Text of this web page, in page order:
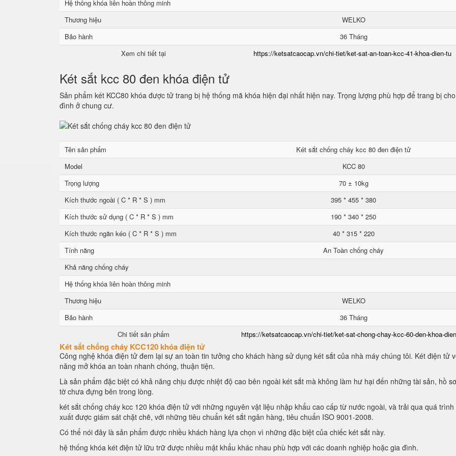
Hệ thống khóa liên hoàn thông minh
Thương hiệu
WELKO
Bảo hành
36 Tháng
Xem chi tiết tại
https://ketsatcaocap.vn/chi-tiet/ket-sat-an-toan-kcc-41-khoa-dien-tu
Két sắt kcc 80 đen khóa điện tử
Sản phẩm két KCC80 khóa được tử trang bị hệ thống mã khóa hiện đại nhất hiện nay. Trọng lượng phù hợp để trang bị
đình ở chung cư.
Tên sản phẩm
Két sắt chống cháy kcc 80 đen điện tử
Model
KCC 80
Trọng lượng
70 ± 10kg
Kích thước ngoài ( C * R * S ) mm
395 * 455 * 380
Kích thước sử dụng ( C * R * S ) mm
190 * 340 * 250
Kích thước ngăn kéo ( C * R * S ) mm
40 * 315 * 220
Tính năng
An Toàn chống cháy
Khả năng chống cháy
Hệ thống khóa liên hoàn thông minh
Thương hiệu
WELKO
Bảo hành
36 Tháng
Chi tiết sản phẩm
https://ketsatcaocap.vn/chi-tiet/ket-sat-chong-chay-kcc-60-den-khoa-
Két sắt chống cháy KCC120 khóa điện tử
Công nghệ khóa điện tử đem lại sự an toàn tin tưởng cho khách hàng sử dụng két sắt của nhà máy chúng tôi. Két điện tử
năng mở khóa an toàn nhanh chóng, thuận tiện.
Là sản phẩm đặc biệt có khả năng chịu được nhiệt độ cao bên ngoài két sắt mà không làm hư hại đến những tài sản, hồ
tờ chưa đựng bên trong lòng.
két sắt chống cháy kcc 120 khóa điện tử với những nguyên vật liệu nhập khẩu cao cấp từ nước ngoài, và trải qua quá trình
xuất được giám sát chặt chẽ, với những tiêu chuẩn két sắt ngân hàng, tiêu chuẩn ISO 9001-2008.
Có thể nói đây là sản phẩm được nhiều khách hàng lựa chọn vì những đặc biệt của chiếc két sắt này.
hệ thống khóa két điện tử lữu trữ được nhiều mật khẩu khác nhau phù hợp với các doanh nghiệp hoặc gia đình.